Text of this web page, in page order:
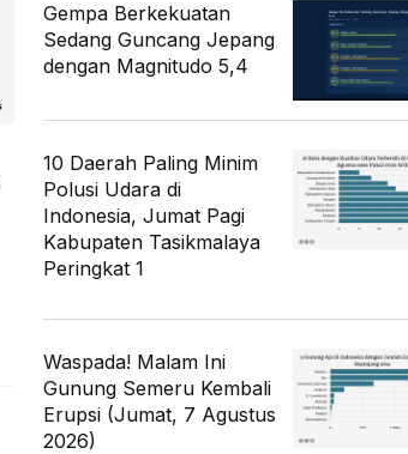
Gempa Berkekuatan
Sedang Guncang Jepang
dengan Magnitudo 5,4
10 Daerah Paling Minim
Polusi Udara di
Indonesia, Jumat Pagi
Kabupaten Tasikmalaya
Peringkat 1
Waspada! Malam Ini
Gunung Semeru Kembali
Erupsi (Jumat, 7 Agustus
2026)